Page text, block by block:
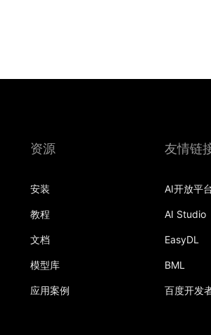
资源
安装
教程
文档
模型库
应用案例
友情链
AI开放平
AI Studio
EasyDL
BML
百度开发